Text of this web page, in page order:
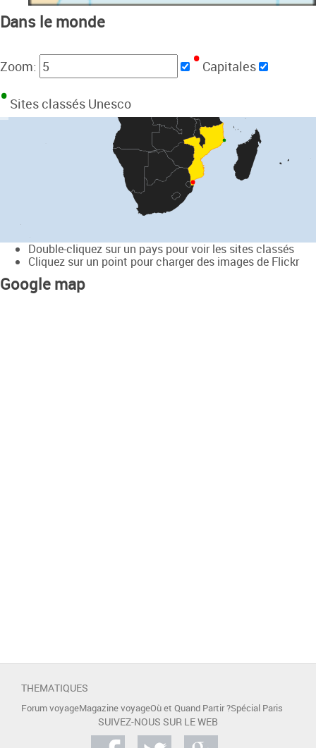
Dans le monde
Zoom: Capitales
Sites classés Unesco
Double-cliquez sur un pays pour voir les sites classés
Cliquez sur un point pour charger des images de Flickr
Google map
THEMATIQUES
Forum voyageMagazine voyageOù et Quand Partir ?Spécial Paris
SUIVEZ-NOUS SUR LE WEB